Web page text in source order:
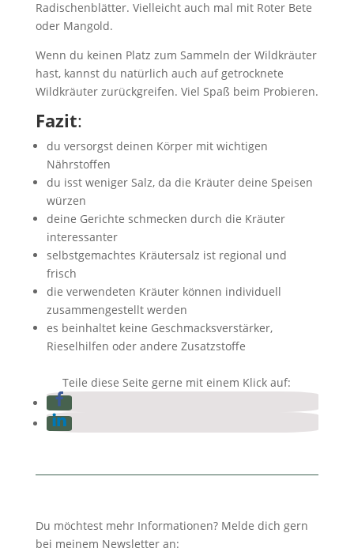
Radischenblätter. Vielleicht auch mal mit Roter Bete
oder Mangold.
Wenn du keinen Platz zum Sammeln der Wildkräuter
hast, kannst du natürlich auch auf getrocknete
Wildkräuter zurückgreifen. Viel Spaß beim Probieren.
Fazit:
du versorgst deinen Körper mit wichtigen
Nährstoffen
du isst weniger Salz, da die Kräuter deine Speisen
würzen
deine Gerichte schmecken durch die Kräuter
interessanter
selbstgemachtes Kräutersalz ist regional und
frisch
die verwendeten Kräuter können individuell
zusammengestellt werden
es beinhaltet keine Geschmacksverstärker,
Rieselhilfen oder andere Zusatzstoffe
Teile diese Seite gerne mit einem Klick auf:
Du möchtest mehr Informationen? Melde dich gern
bei meinem Newsletter an: